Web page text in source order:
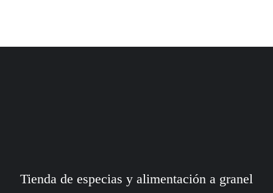
Tienda de especias y alimentación a granel